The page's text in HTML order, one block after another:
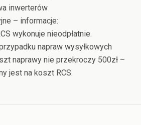
inwerterów
– informacje:
wykonuje nieodpłatnie.
napraw wysyłkowych
naprawy nie przekroczy 500zł –
jest na koszt RCS.